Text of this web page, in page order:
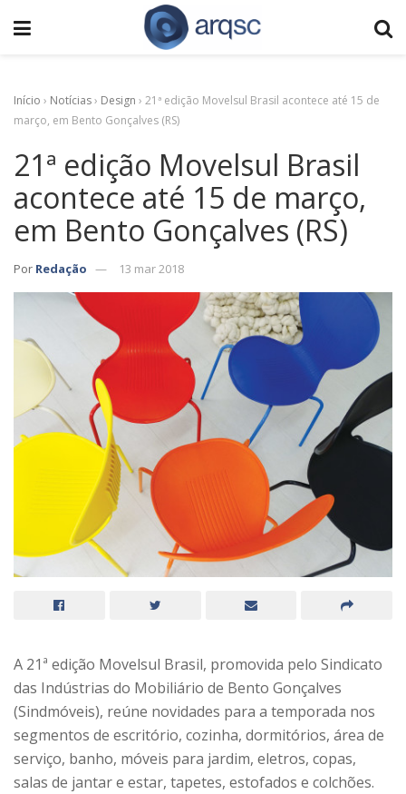
Início › Notícias› Design › 21ª edição Movelsul Brasil acontece até 15 de
março, em Bento Gonçalves (RS)
21ª edição Movelsul Brasil
acontece até 15 de março,
em Bento Gonçalves (RS)
Por Redação 13 mar 2018
A 21ª edição Movelsul Brasil, promovida pelo Sindicato
das Indústrias do Mobiliário de Bento Gonçalves
(Sindmóveis), reúne novidades para a temporada nos
segmentos de escritório, cozinha, dormitórios, área de
serviço, banho, móveis para jardim, eletros, copas,
salas de jantar e estar, tapetes, estofados e colchões.